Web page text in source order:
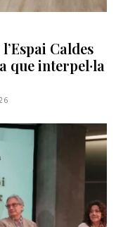
Caldes
que interpel·la